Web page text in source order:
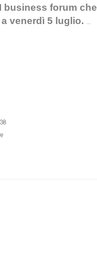
business forum che
venerdì 5 luglio.